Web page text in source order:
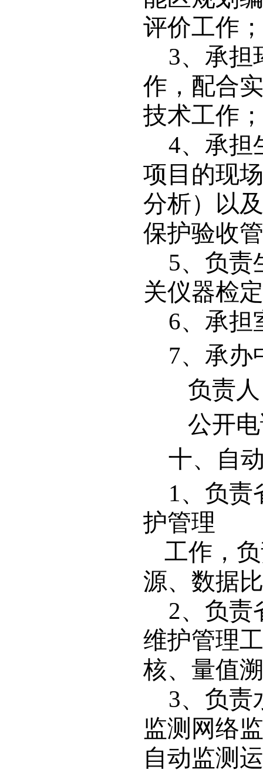
评价工作；
3、承担
作，配合
技术工作；
4、承担
项目的现
分析）以
保护验收
5、负责
关仪器检
6、承担
7、承办
负责人
公开电
十、
自
1、负责
护管理
工作，
源、数据
2、负责
维护管理
核、量值
3、负责
监测网络
自动监测